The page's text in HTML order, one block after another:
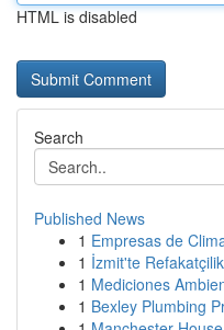
HTML is disabled
Search
Published News
1 Empresas de
1 İzmit'te
1 Mediciones
1 Bexley Plumbing